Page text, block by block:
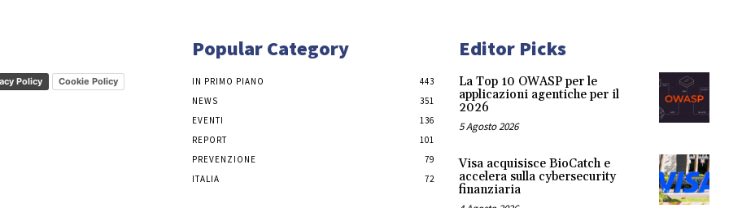
Policy Cookie Policy
Popular Category
IN PRIMO PIANO
443
NEWS
351
EVENTI
136
REPORT
101
PREVENZIONE
79
ITALIA
72
Editor Picks
La Top 10 OWASP per le
applicazioni agentiche per il
2026
5 Agosto 2026
Visa acquisisce BioCatch e
accelera sulla cybersecurity
finanziaria